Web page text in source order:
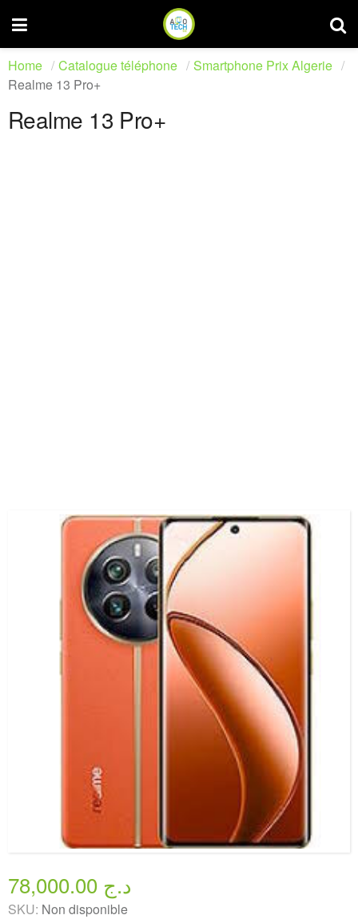
Home Catalogue téléphone
Smartphone Prix Algerie
Realme 13 Pro+
Realme 13 Pro+
78,000.00 د.ج
SKU: Non disponible